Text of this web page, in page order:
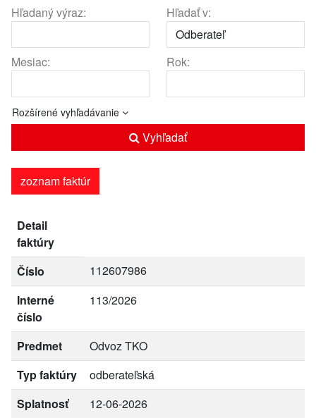
Hľadaný výraz: Hľadať v:
Mesiac: Rok:
Rozšírené vyhľadávanie
Vyhľadať
zoznam faktúr
Detail
faktúry
Číslo
112607986
Interné
číslo
113/2026
Predmet
Odvoz TKO
Typ faktúry
odberateľská
Splatnosť
12-06-2026